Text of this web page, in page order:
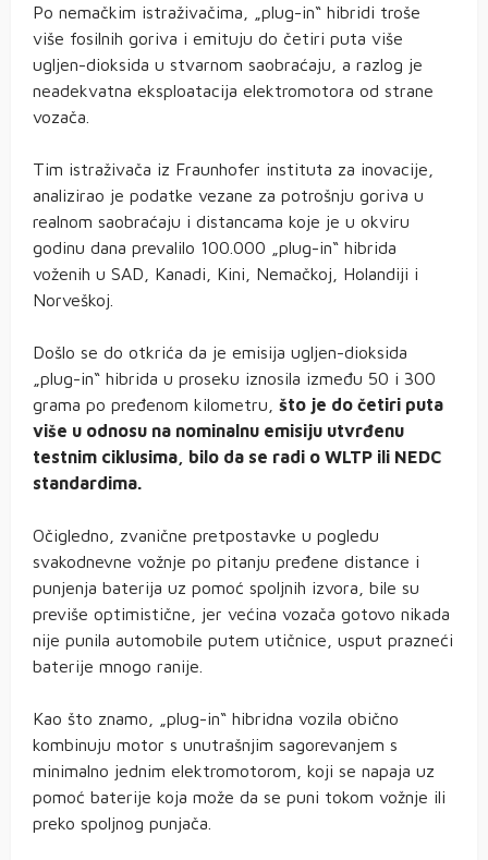
Po nemačkim istraživačima, „plug-in“ hibridi troše
više fosilnih goriva i emituju do četiri puta više
ugljen-dioksida u stvarnom saobraćaju, a razlog je
neadekvatna eksploatacija elektromotora od strane
vozača.
Tim istraživača iz Fraunhofer instituta za inovacije,
analizirao je podatke vezane za potrošnju goriva u
realnom saobraćaju i distancama koje je u okviru
godinu dana prevalilo 100.000 „plug-in“ hibrida
voženih u SAD, Kanadi, Kini, Nemačkoj, Holandiji i
Norveškoj.
Došlo se do otkrića da je emisija ugljen-dioksida
„plug-in“ hibrida u proseku iznosila između 50 i 300
grama po pređenom kilometru, što je do četiri puta
više u odnosu na nominalnu emisiju utvrđenu
testnim ciklusima, bilo da se radi o WLTP ili NEDC
standardima.
Očigledno, zvanične pretpostavke u pogledu
svakodnevne vožnje po pitanju pređene distance i
punjenja baterija uz pomoć spoljnih izvora, bile su
previše optimistične, jer većina vozača gotovo nikada
nije punila automobile putem utičnice, usput prazneći
baterije mnogo ranije.
Kao što znamo, „plug-in“ hibridna vozila obično
kombinuju motor s unutrašnjim sagorevanjem s
minimalno jednim elektromotorom, koji se napaja uz
pomoć baterije koja može da se puni tokom vožnje ili
preko spoljnog punjača.